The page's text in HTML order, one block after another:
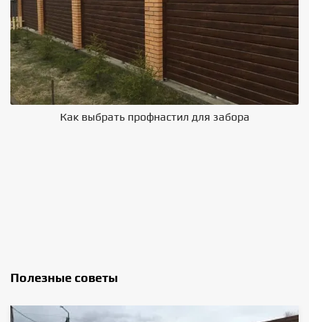
Как выбрать профнастил для забора
Полезные советы